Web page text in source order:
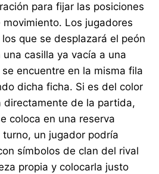
para fijar las posiciones
Los jugadores
que se desplazará el peón
casilla ya vacía a una
encuentre en la misma fila
dicha ficha. Si es del color
directamente de la partida,
coloca en una reserva
un jugador podría
símbolos de clan del rival
propia y colocarla justo